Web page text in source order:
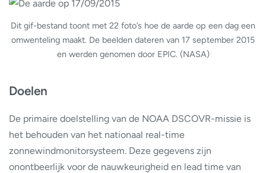
Dit gif-bestand toont met 22 foto’s hoe de aarde op een dag een
omwenteling maakt. De beelden dateren van 17 september 2015
en werden genomen door EPIC. (NASA)
Doelen
De primaire doelstelling van de NOAA DSCOVR-missie is
het behouden van het nationaal real-time
zonnewindmonitorsysteem. Deze gegevens zijn
onontbeerlijk voor de nauwkeurigheid en lead time van